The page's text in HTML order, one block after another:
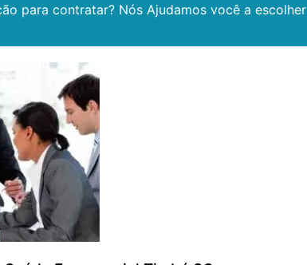
para contratar? Nós Ajudamos você a